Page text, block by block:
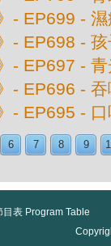
- EP699 -
- EP698 -
- EP697 -
- EP696 -
- EP695 -
6 7 8 9
目表 Program Table